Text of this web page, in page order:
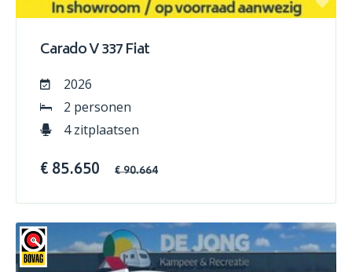
Carado V 337 Fiat
2026
2 personen
4 zitplaatsen
€ 85.650 € 90.664